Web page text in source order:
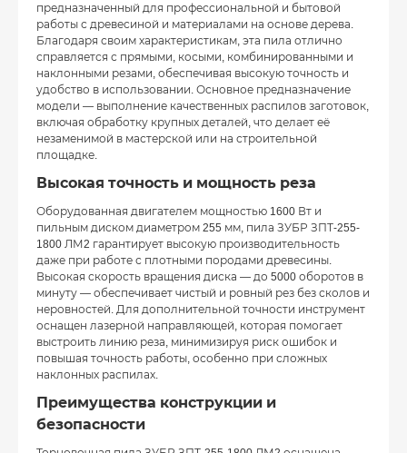
предназначенный для профессиональной и бытовой
работы с древесиной и материалами на основе дерева.
Благодаря своим характеристикам, эта пила отлично
справляется с прямыми, косыми, комбинированными и
наклонными резами, обеспечивая высокую точность и
удобство в использовании. Основное предназначение
модели — выполнение качественных распилов заготовок,
включая обработку крупных деталей, что делает её
незаменимой в мастерской или на строительной
площадке.
Высокая точность и мощность реза
Оборудованная двигателем мощностью 1600 Вт и
пильным диском диаметром 255 мм, пила ЗУБР ЗПТ-255-
1800 ЛМ2 гарантирует высокую производительность
даже при работе с плотными породами древесины.
Высокая скорость вращения диска — до 5000 оборотов в
минуту — обеспечивает чистый и ровный рез без сколов и
неровностей. Для дополнительной точности инструмент
оснащен лазерной направляющей, которая помогает
выстроить линию реза, минимизируя риск ошибок и
повышая точность работы, особенно при сложных
наклонных распилах.
Преимущества конструкции и
безопасности